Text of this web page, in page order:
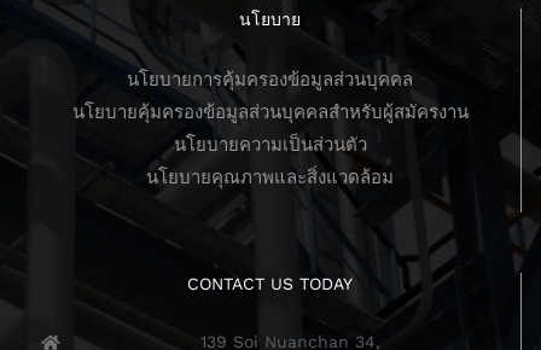
นโยบาย
นโยบายการคุ้มครองข้อมูลส่วนบุคคล
นโยบายคุ้มครองข้อมูลส่วนบุคคลสำหรับผู้สมัครงาน
นโยบายความเป็นส่วนตัว
นโยบายคุณภาพและสิ่งแวดล้อม
CONTACT US TODAY
139 Soi Nuanchan 34,